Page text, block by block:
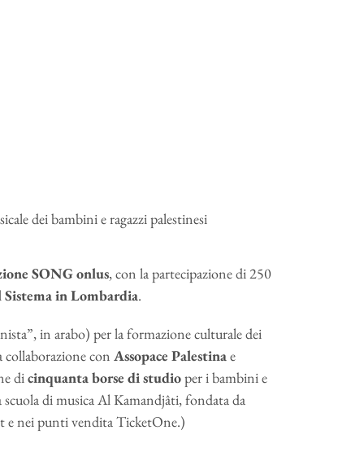
dei bambini e ragazzi palestinesi
SONG onlus, con la partecipazione di 250
in Lombardia.
in arabo) per la formazione culturale dei
collaborazione con Assopace Palestinae
dicinquanta borse di studioper i bambini e
di musica Al Kamandjâti, fondata da
nei punti vendita TicketOne.)